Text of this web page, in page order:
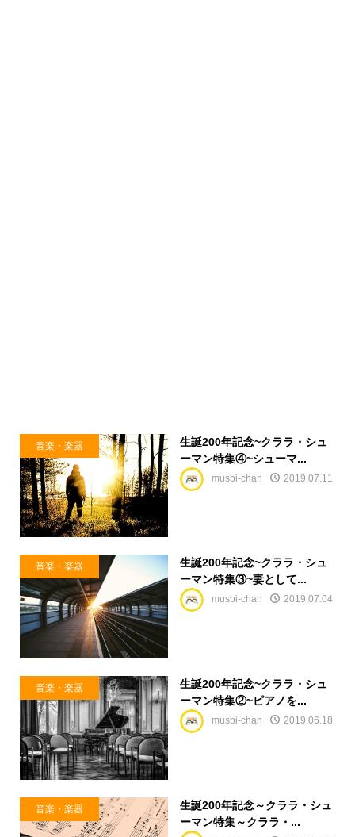
音楽・楽器
生誕200年記念~クララ・シュ
ーマン特集④~シューマ...
musbi-chan 2019.07.11
音楽・楽器
生誕200年記念~クララ・シュ
ーマン特集③~妻として...
musbi-chan 2019.07.04
音楽・楽器
生誕200年記念~クララ・シュ
ーマン特集②~ピアノを...
musbi-chan 2019.06.18
音楽・楽器
生誕200年記念～クララ・シュ
ーマン特集～クララ・...